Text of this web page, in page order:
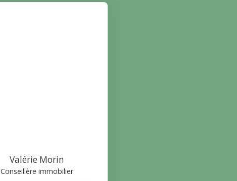
Valérie Morin
Conseillère immobilier